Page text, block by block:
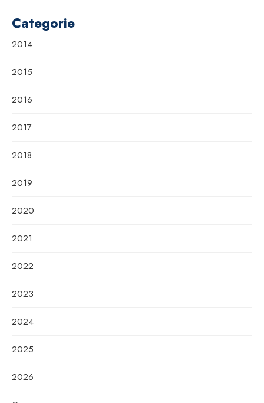
Categorie
2014
2015
2016
2017
2018
2019
2020
2021
2022
2023
2024
2025
2026